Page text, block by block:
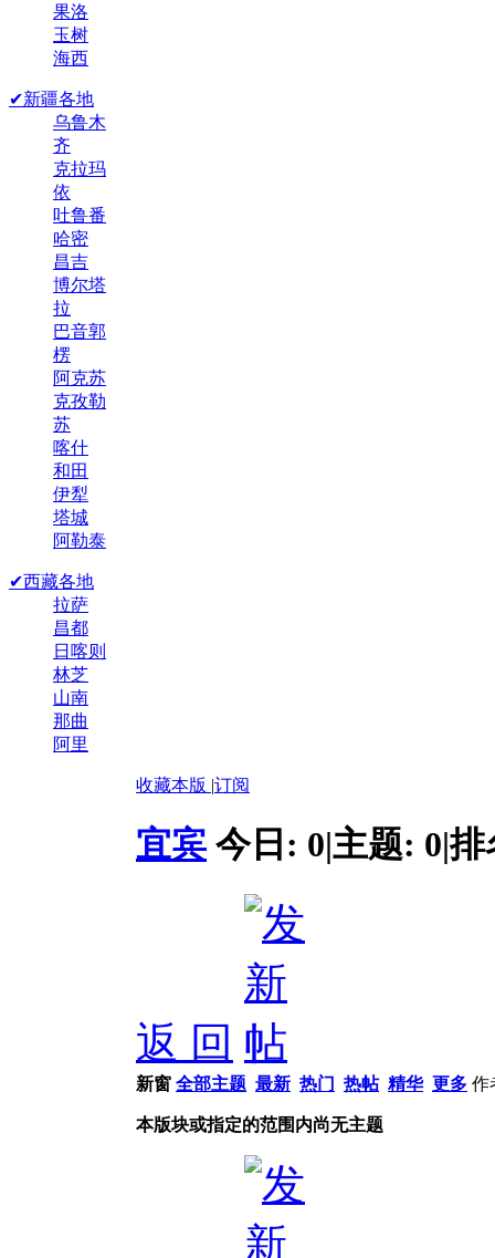
果洛
玉树
海西
✔新疆各地
乌鲁木
齐
克拉玛
依
吐鲁番
哈密
昌吉
博尔塔
拉
巴音郭
楞
阿克苏
克孜勒
苏
喀什
和田
伊犁
塔城
阿勒泰
✔西藏各地
拉萨
昌都
日喀则
林芝
山南
那曲
阿里
收藏本版 |订阅
宜宾 今日: 0|主题: 0|
返 回
新窗 全部主题 最新 热门 热帖 精华 更多 作
本版块或指定的范围内尚无主题